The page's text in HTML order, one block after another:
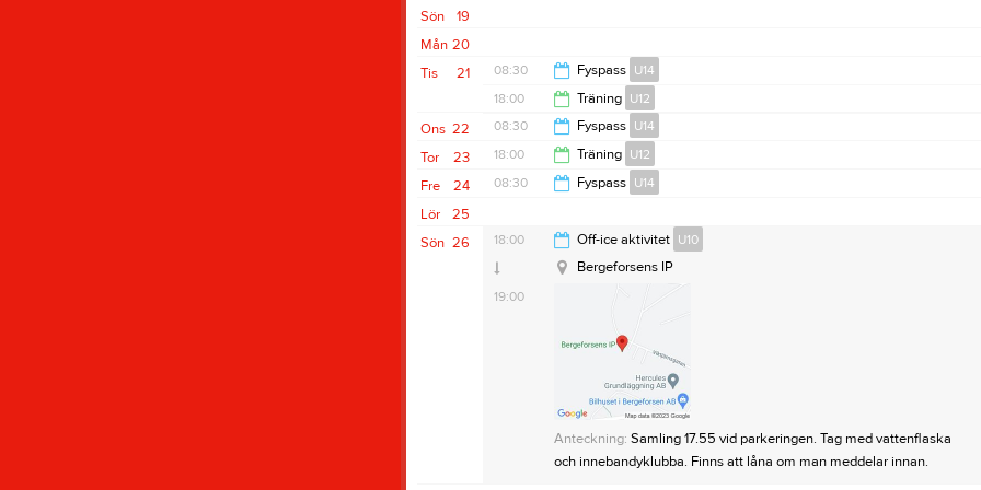
19
Sön
20
Mån
21
Tis 08:30 Fyspass U14
09:30
18:00 Träning U12
19:00
22
Ons 08:30 Fyspass U14
09:30
23
Tor 18:00 Träning U12
24
Fre 08:30 Fyspass U14
09:30
25
Lör
26
Sön 18:00 Off-ice aktivitet U10
19:00
Bergeforsens IP
Anteckning: Samling 17.55 vid parkeringen. Tag med vattenflaska
och innebandyklubba. Finns att låna om man meddelar innan.